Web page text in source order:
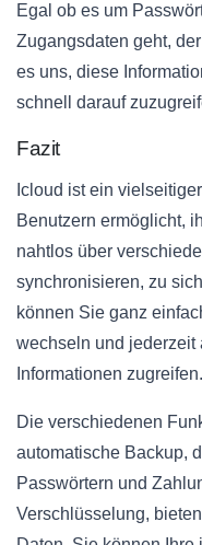
Egal ob es um
Zugangsdaten geht,
es uns, diese
schnell darauf
Fazit
Icloud ist ein
Benutzern ermöglicht,
nahtlos über
synchronisieren, zu
können Sie ganz
wechseln und jederzeit
Informationen zugreifen.
Die verschiedenen
automatische Backup,
Passwörtern und
Verschlüsselung,